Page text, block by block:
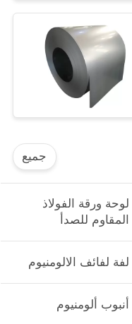
جميع
لوحة ورقة الفولاذ
المقاوم للصدأ
لفة لفائف الالومنيوم
أنبوب ألومنيوم